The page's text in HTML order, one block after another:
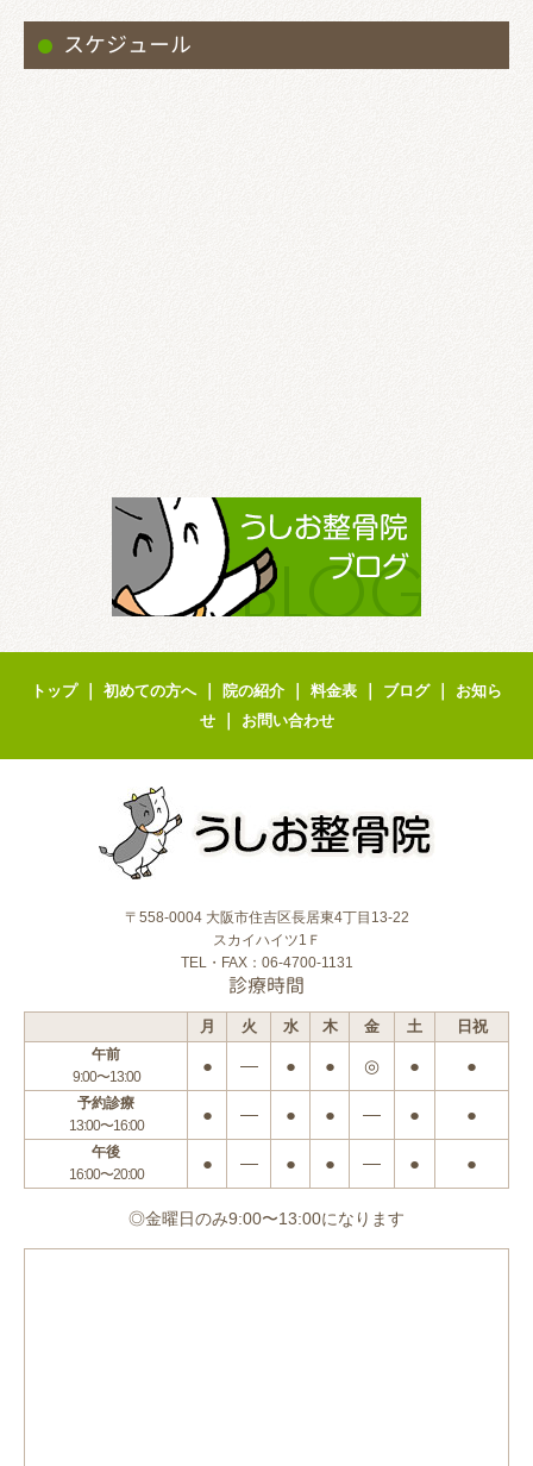
スケジュール
トップ｜ 初めての方へ｜ 院の紹介 ｜ 料金表 ｜ ブログ｜ お知ら
せ｜ お問い合わせ
〒558-0004 大阪市住吉区長居東4丁目13-22
スカイハイツ1Ｆ
TEL・FAX：06-4700-1131
診療時間
月 火 水 木 金 土 日祝
午前
9:00〜13:00
● ― ● ● ◎ ● ●
予約診療
13:00〜16:00
● ― ● ● ― ● ●
午後
16:00〜20:00
● ― ● ● ― ● ●
◎金曜日のみ9:00〜13:00になります